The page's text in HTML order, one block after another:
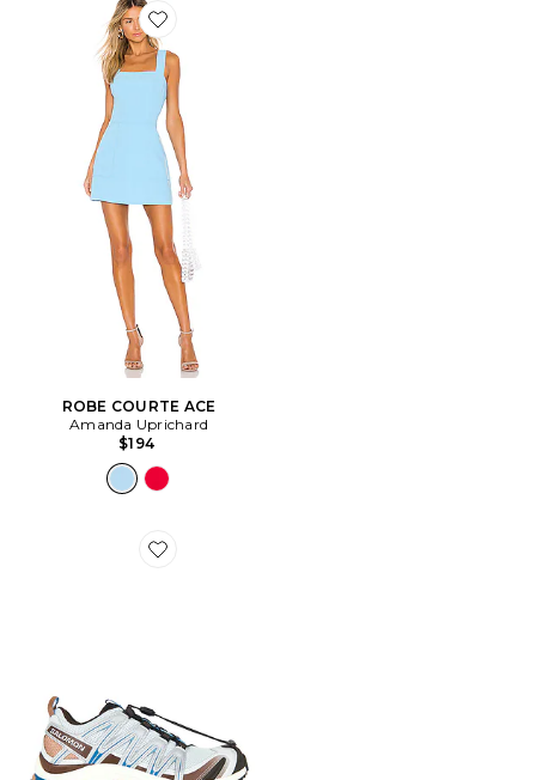
Favorite ROBE COURTE ACE
ROBE COURTE ACE
Amanda Uprichard
$194
Favorite SNEAKERS XA PRO 3D